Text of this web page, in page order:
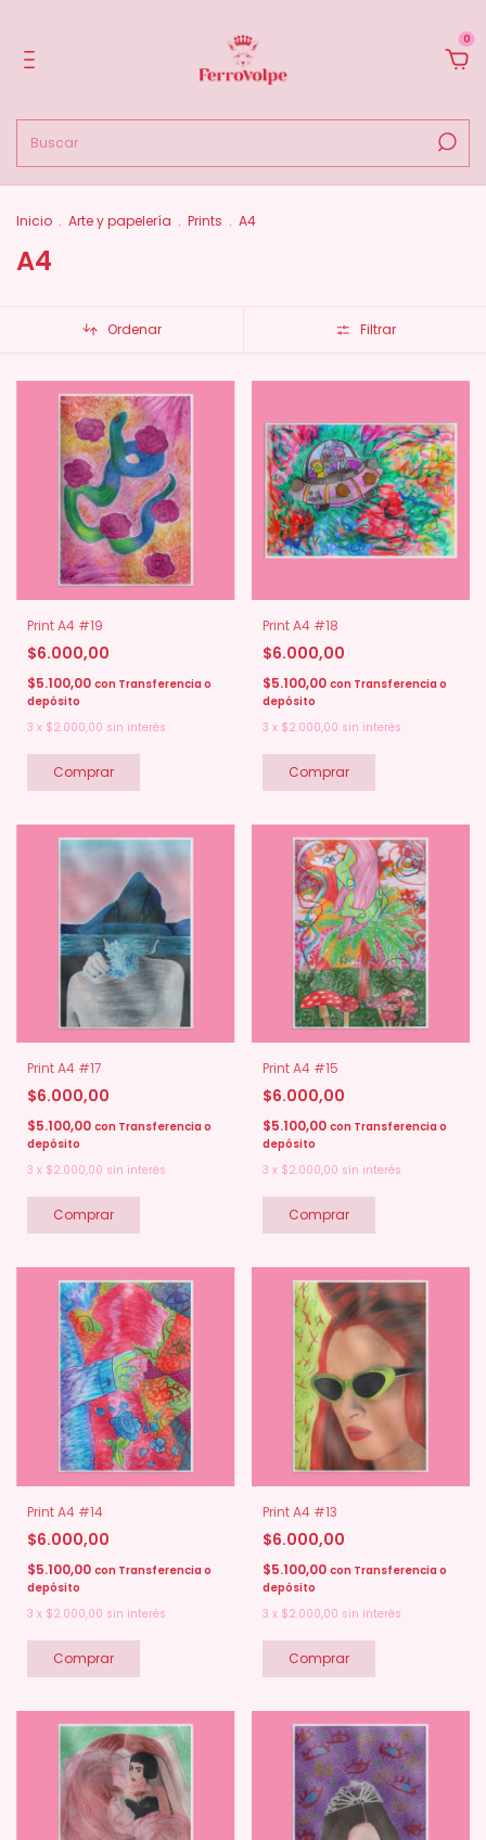
0
Inicio . Arte y papelería . Prints . A4
A4
Ordenar Filtrar
Print A4 #19
$6.000,00
$5.100,00 con Transferencia o
depósito
3 x $2.000,00 sin interés
Print A4 #18
$6.000,00
$5.100,00 con Transferencia o
depósito
3 x $2.000,00 sin interés
Print A4 #17
$6.000,00
$5.100,00 con Transferencia o
depósito
3 x $2.000,00 sin interés
Print A4 #15
$6.000,00
$5.100,00 con Transferencia o
depósito
3 x $2.000,00 sin interés
Print A4 #14
$6.000,00
$5.100,00 con Transferencia o
depósito
3 x $2.000,00 sin interés
Print A4 #13
$6.000,00
$5.100,00 con Transferencia o
depósito
3 x $2.000,00 sin interés